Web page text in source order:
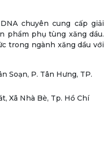
chuyên cung cấp giải
phẩm phụ tùng xăng dầu.
trong ngành xăng dầu với
Soạn, P. Tân Hưng, TP.
Xã Nhà Bè, Tp. Hồ Chí